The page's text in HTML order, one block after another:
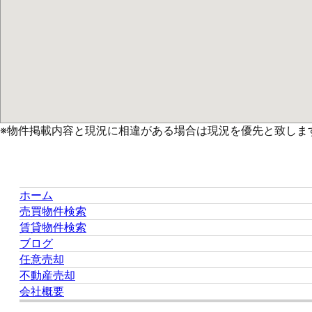
※物件掲載内容と現況に相違がある場合は現況を優先と致しま
ホーム
売買物件検索
賃貸物件検索
ブログ
任意売却
不動産売却
会社概要